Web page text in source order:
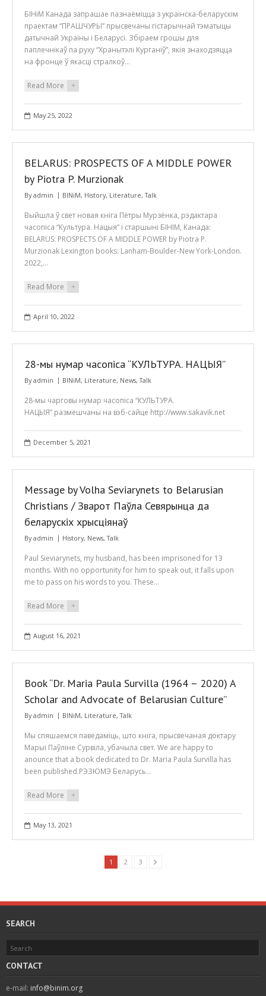
БІНіМ Канада запрашае пазнаёміцца з украінска-беларускім
праектам “ПРАШЧУРЫ” прысвечаны гістарычнай тэматыцы
датычнай Украіны і Беларусі. Збіраем грошы для
паплечнікаў па руху “Хранытэлі Курганіў”, якія знаходзяцца
на фронце ў якасці стралкоў…
Read More +
May 25, 2022
BELARUS: PROSPECTS OF A MIDDLE POWER
by Piotra P. Murzionak
Byadmin BINiM, History, Literature,Talk
Выйшла ў свет новая кніга Пётры Мурзёнка, рэдактара
часопіса “Культура. Нацыя” і старшыні БІНІМ, Канада:
BELARUS: PROSPECTS OF A MIDDLE POWER by Piotra P.
Murzionak Lexington books: Lanham-Boulder-New York-London.
2022,…
Read More +
April 10, 2022
28-мы нумар часопіса “КУЛЬТУРА. НАЦЫЯ”
Byadmin BINiM, Literature, News,Talk
28-мы чарговы нумар часопіса “КУЛЬТУРА.
НАЦЫЯ” размешчаны на вэб-сайце http://www.sakavik.net
December 5, 2021
Message by Volha Seviarynets to Belarusian
Christians / Зварот Паўла Севярынца да
беларускіх хрысціянаў
Byadmin History, News,Talk
Paul Sieviarynets, my husband, has been imprisoned for 13
months. With no opportunity for him to speak out, it falls upon
me to pass on his words to you. These…
Read More +
August 16, 2021
Book “Dr. Maria Paula Survilla (1964 – 2020) A
Scholar and Advocate of Belarusian Culture”
Byadmin BINiM, Literature,Talk
Мы спяшаемся паведаміць, што кніга, прысвечаная доктару
Марыі Паўліне Сурвіла, убачыла свет. We are happy to
anounce that a book dedicated to Dr. Maria Paula Survilla has
been published.РЭЗЮМЭ Беларусь…
Read More +
May 13, 2021
1 2 3
SEARCH
CONTACT
e-mail: info@binim.org